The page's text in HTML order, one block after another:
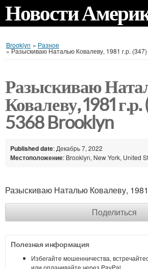
Новости
Brooklyn » Разное
»Разыскиваю Наталью Ковалеву, 1981 г.р.
Разыскиваю
Ковалеву, 1981
5368 Brooklyn
Published date: Декабрь 7, 2022
Местоположение: Brooklyn, New York, United
Разыскиваю Наталью Ковалеву,
Поделиться
Полезная информация
Избегайте мошенничества,
или оплачивайте через PayPal